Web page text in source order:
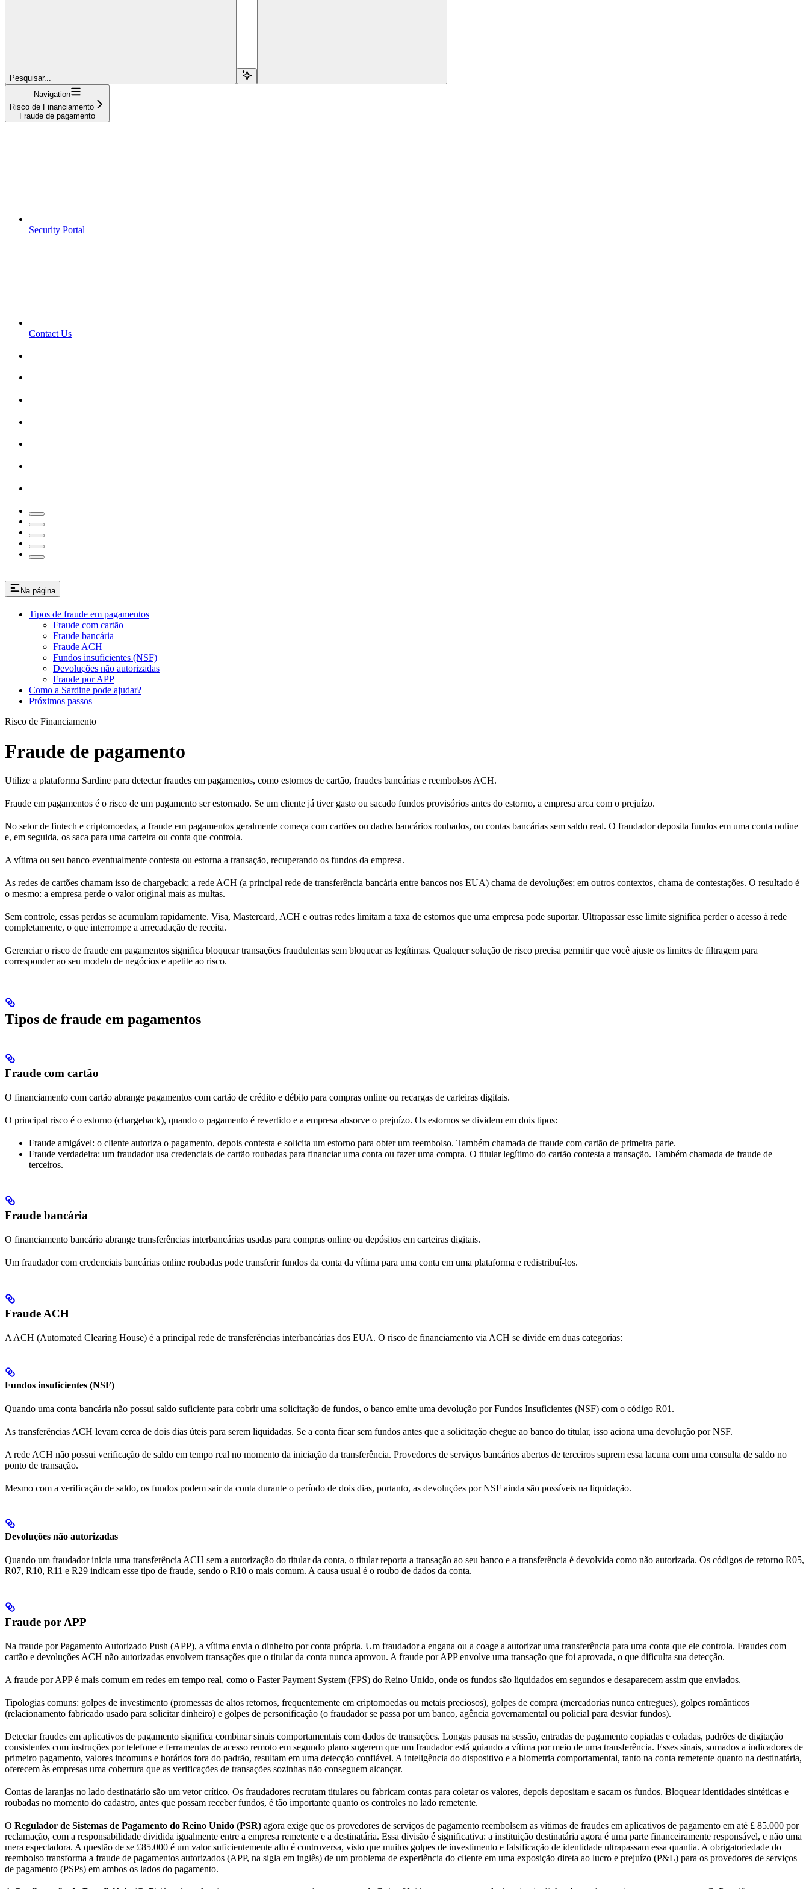
Pesquisar...
Navigation
Risco de Financiamento
Fraude de pagamento
Security Portal
Contact Us
Na página
Tipos de fraude em pagamentos
Fraude com cartão
Fraude bancária
Fraude ACH
Fundos insuficientes (NSF)
Devoluções não autorizadas
Fraude por APP
Como a Sardine pode ajudar?
Próximos passos
Risco de Financiamento
Fraude de pagamento
Utilize a plataforma Sardine para detectar fraudes em pagamentos, como estornos de cartão, fraudes bancárias e reembolsos ACH.
Fraude em pagamentos é o risco de um pagamento ser estornado. Se um cliente já tiver gasto ou sacado fundos provisórios antes do estorno, a empresa arca com o prejuízo.
No setor de fintech e criptomoedas, a fraude em pagamentos geralmente começa com cartões ou dados bancários roubados, ou contas bancárias sem saldo real. O fraudador deposita fundos em uma conta online
e, em seguida, os saca para uma carteira ou conta que controla.
A vítima ou seu banco eventualmente contesta ou estorna a transação, recuperando os fundos da empresa.
As redes de cartões chamam isso de chargeback; a rede ACH (a principal rede de transferência bancária entre bancos nos EUA) chama de devoluções; em outros contextos, chama de contestações. O resultado é
o mesmo: a empresa perde o valor original mais as multas.
Sem controle, essas perdas se acumulam rapidamente. Visa, Mastercard, ACH e outras redes limitam a taxa de estornos que uma empresa pode suportar. Ultrapassar esse limite significa perder o acesso à rede
completamente, o que interrompe a arrecadação de receita.
Gerenciar o risco de fraude em pagamentos significa bloquear transações fraudulentas sem bloquear as legítimas. Qualquer solução de risco precisa permitir que você ajuste os limites de filtragem para
corresponder ao seu modelo de negócios e apetite ao risco.
Tipos de fraude em pagamentos
Fraude com cartão
O financiamento com cartão abrange pagamentos com cartão de crédito e débito para compras online ou recargas de carteiras digitais.
O principal risco é o estorno (chargeback), quando o pagamento é revertido e a empresa absorve o prejuízo. Os estornos se dividem em dois tipos:
Fraude amigável: o cliente autoriza o pagamento, depois contesta e solicita um estorno para obter um reembolso. Também chamada de fraude com cartão de primeira parte.
Fraude verdadeira: um fraudador usa credenciais de cartão roubadas para financiar uma conta ou fazer uma compra. O titular legítimo do cartão contesta a transação. Também chamada de fraude de
terceiros.
Fraude bancária
O financiamento bancário abrange transferências interbancárias usadas para compras online ou depósitos em carteiras digitais.
Um fraudador com credenciais bancárias online roubadas pode transferir fundos da conta da vítima para uma conta em uma plataforma e redistribuí-los.
Fraude ACH
A ACH (Automated Clearing House) é a principal rede de transferências interbancárias dos EUA. O risco de financiamento via ACH se divide em duas categorias:
Fundos insuficientes (NSF)
Quando uma conta bancária não possui saldo suficiente para cobrir uma solicitação de fundos, o banco emite uma devolução por Fundos Insuficientes (NSF) com o código R01.
As transferências ACH levam cerca de dois dias úteis para serem liquidadas. Se a conta ficar sem fundos antes que a solicitação chegue ao banco do titular, isso aciona uma devolução por NSF.
A rede ACH não possui verificação de saldo em tempo real no momento da iniciação da transferência. Provedores de serviços bancários abertos de terceiros suprem essa lacuna com uma consulta de saldo no
ponto de transação.
Mesmo com a verificação de saldo, os fundos podem sair da conta durante o período de dois dias, portanto, as devoluções por NSF ainda são possíveis na liquidação.
Devoluções não autorizadas
Quando um fraudador inicia uma transferência ACH sem a autorização do titular da conta, o titular reporta a transação ao seu banco e a transferência é devolvida como não autorizada. Os códigos de retorno R05,
R07, R10, R11 e R29 indicam esse tipo de fraude, sendo o R10 o mais comum. A causa usual é o roubo de dados da conta.
Fraude por APP
Na fraude por Pagamento Autorizado Push (APP), a vítima envia o dinheiro por conta própria. Um fraudador a engana ou a coage a autorizar uma transferência para uma conta que ele controla. Fraudes com
cartão e devoluções ACH não autorizadas envolvem transações que o titular da conta nunca aprovou. A fraude por APP envolve uma transação que foi aprovada, o que dificulta sua detecção.
A fraude por APP é mais comum em redes em tempo real, como o Faster Payment System (FPS) do Reino Unido, onde os fundos são liquidados em segundos e desaparecem assim que enviados.
Tipologias comuns: golpes de investimento (promessas de altos retornos, frequentemente em criptomoedas ou metais preciosos), golpes de compra (mercadorias nunca entregues), golpes românticos
(relacionamento fabricado usado para solicitar dinheiro) e golpes de personificação (o fraudador se passa por um banco, agência governamental ou policial para desviar fundos).
Detectar fraudes em aplicativos de pagamento significa combinar sinais comportamentais com dados de transações. Longas pausas na sessão, entradas de pagamento copiadas e coladas, padrões de digitação
consistentes com instruções por telefone e ferramentas de acesso remoto em segundo plano sugerem que um fraudador está guiando a vítima por meio de uma transferência. Esses sinais, somados a indicadores de
primeiro pagamento, valores incomuns e horários fora do padrão, resultam em uma detecção confiável. A inteligência do dispositivo e a biometria comportamental, tanto na conta remetente quanto na destinatária,
oferecem às empresas uma cobertura que as verificações de transações sozinhas não conseguem alcançar.
Contas de laranjas no lado destinatário são um vetor crítico. Os fraudadores recrutam titulares ou fabricam contas para coletar os valores, depois depositam e sacam os fundos. Bloquear identidades sintéticas e
roubadas no momento do cadastro, antes que possam receber fundos, é tão importante quanto os controles no lado remetente.
O Regulador de Sistemas de Pagamento do Reino Unido (PSR) agora exige que os provedores de serviços de pagamento reembolsem as vítimas de fraudes em aplicativos de pagamento em até £ 85.000 por
reclamação, com a responsabilidade dividida igualmente entre a empresa remetente e a destinatária. Essa divisão é significativa: a instituição destinatária agora é uma parte financeiramente responsável, e não uma
mera espectadora. A questão de se £85.000 é um valor suficientemente alto é controversa, visto que muitos golpes de investimento e falsificação de identidade ultrapassam essa quantia. A obrigatoriedade do
reembolso transforma a fraude de pagamentos autorizados (APP, na sigla em inglês) de um problema de experiência do cliente em uma exposição direta ao lucro e prejuízo (P&L) para os provedores de serviços
de pagamento (PSPs) em ambos os lados do pagamento.